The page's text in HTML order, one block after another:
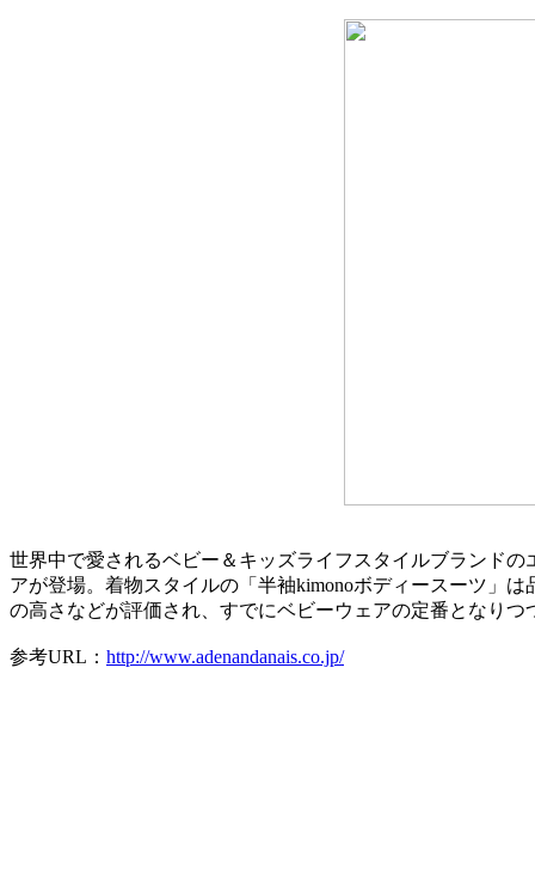
世界中で愛されるベビー＆キッズライフスタイルブランド
アが登場。着物スタイルの「半袖kimonoボディースーツ」
の高さなどが評価され、すでにベビーウェアの定番となりつ
参考URL： http://www.adenandanais.co.jp/